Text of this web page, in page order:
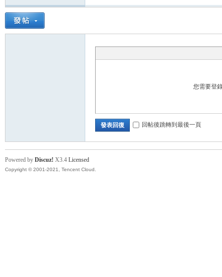
星
您需要登
發表回復 回帖後跳轉到最後一頁
Powered by Discuz! X3.4 Licensed
Copyright © 2001-2021, Tencent Cloud.